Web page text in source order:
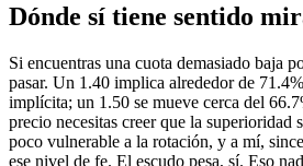
Dónde sí tiene sentido
Si encuentras una cuota demasiado baja
pasar. Un 1.40 implica alrededor de
implícita; un 1.50 se mueve cerca del
precio necesitas creer que la superioridad
poco vulnerable a la rotación, y a mí,
ese nivel de fe. El escudo pesa, sí. Eso